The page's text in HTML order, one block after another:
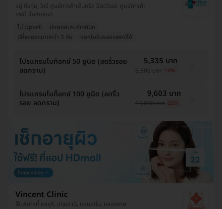
อยู่ บึงกุ่ม, ใกล้ ศูนย์การค้าเซ็นทรัล อีสต์วิลล์, ศูนย์การค้า
แฟชั่นไอส์แลนด์
ไม่ Upsell
มีแพทย์ประจำคลินิก
มีที่จอดรถมากกว่า 3 คัน
ออกใบรับรองแพทย์ได้
โปรแกรมโบท็อกซ์ 50 ยูนิต (ลดริ้วรอย
ลดกราม)
5,335 บาท
6,500 บาท -18%
โปรแกรมโบท็อกซ์ 100 ยูนิต (ลดริ้ว
รอย ลดกราม)
9,603 บาท
13,000 บาท -26%
Vincent Clinic
ให้บริการที่ ชลบุรี, ปทุมธานี, ขอนแก่น, คลองเตย